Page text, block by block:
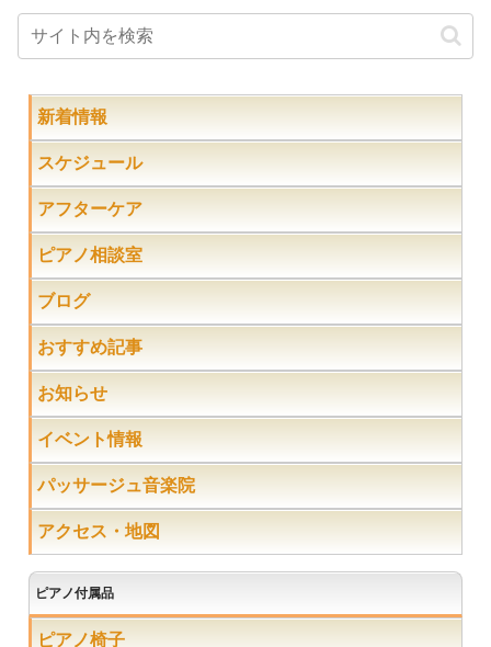
新着情報
スケジュール
アフターケア
ピアノ相談室
ブログ
おすすめ記事
お知らせ
イベント情報
パッサージュ音楽院
アクセス・地図
ピアノ付属品
ピアノ椅子